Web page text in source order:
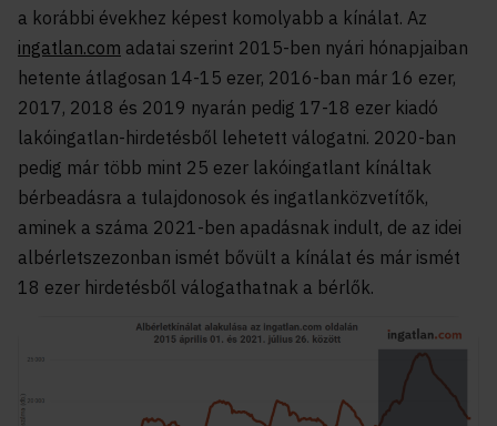
a korábbi évekhez képest komolyabb a kínálat. Az
ingatlan.com adatai szerint 2015-ben nyári hónapjaiban
hetente átlagosan 14-15 ezer, 2016-ban már 16 ezer,
2017, 2018 és 2019 nyarán pedig 17-18 ezer kiadó
lakóingatlan-hirdetésből lehetett válogatni. 2020-ban
pedig már több mint 25 ezer lakóingatlant kínáltak
bérbeadásra a tulajdonosok és ingatlanközvetítők,
aminek a száma 2021-ben apadásnak indult, de az idei
albérletszezonban ismét bővült a kínálat és már ismét
18 ezer hirdetésből válogathatnak a bérlők.